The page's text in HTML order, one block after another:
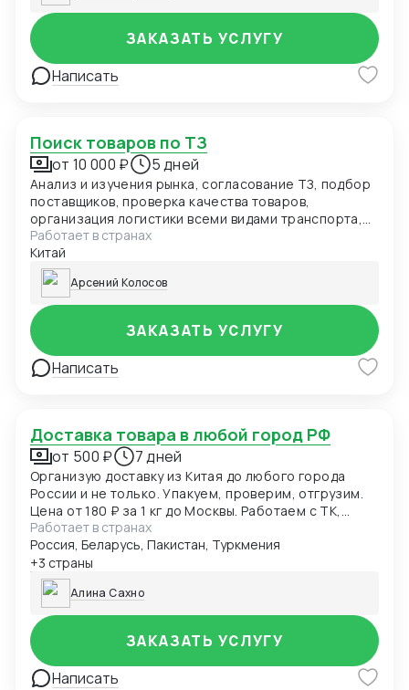
Написать
ЗАКАЗАТЬ УСЛУГУ
Поиск товаров по ТЗ
от 10 000 ₽ 5 дней
Анализ и изучения рынка, согласование ТЗ, подбор
поставщиков, проверка качества товаров,
организация логистики всеми видами транспорта,
контроль отгрузки, содействие в оплате в Китай,
доставка груза по России
Работает в странах
Китай
Арсений Колосов
Написать
ЗАКАЗАТЬ УСЛУГУ
Доставка товара в любой город РФ
от 500 ₽ 7 дней
Организую доставку из Китая до любого города
России и не только. Упакуем, проверим, отгрузим.
Цена от 180 ₽ за 1 кг до Москвы. Работаем с ТК,
предоставим трек-номер и фото перед отправкой.
Отправляем авто, ж\д, авиа и море.
Работает в странах
Россия, Беларусь, Пакистан, Туркмения
+3 страны
Алина Сахно
Написать
ЗАКАЗАТЬ УСЛУГУ